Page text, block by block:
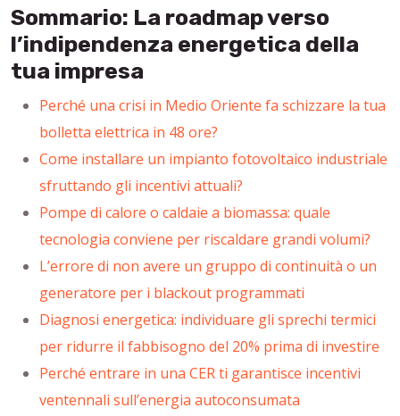
Sommario: La roadmap verso
l’indipendenza energetica della
tua impresa
Perché una crisi in Medio Oriente fa schizzare la tua
bolletta elettrica in 48 ore?
Come installare un impianto fotovoltaico industriale
sfruttando gli incentivi attuali?
Pompe di calore o caldaie a biomassa: quale
tecnologia conviene per riscaldare grandi volumi?
L’errore di non avere un gruppo di continuità o un
generatore per i blackout programmati
Diagnosi energetica: individuare gli sprechi termici
per ridurre il fabbisogno del 20% prima di investire
Perché entrare in una CER ti garantisce incentivi
ventennali sull’energia autoconsumata